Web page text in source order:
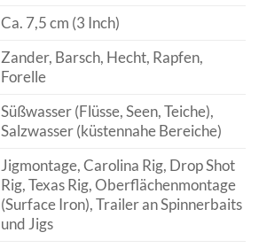
Ca. 7,5 cm (3 Inch)
Zander, Barsch, Hecht, Rapfen,
Forelle
Süßwasser (Flüsse, Seen, Teiche),
Salzwasser (küstennahe Bereiche)
Jigmontage, Carolina Rig, Drop Shot
Rig, Texas Rig, Oberflächenmontage
(Surface Iron), Trailer an Spinnerbaits
und Jigs